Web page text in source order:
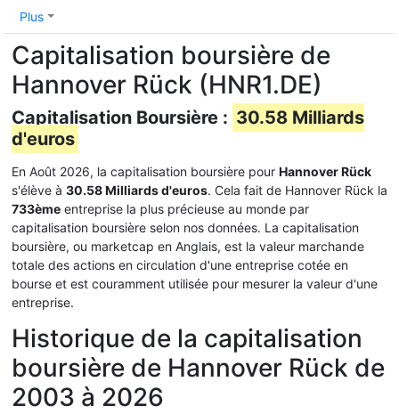
Plus
Capitalisation boursière de
Hannover Rück (HNR1.DE)
Capitalisation Boursière : 30.58 Milliards
d'euros
En Août 2026, la capitalisation boursière pour Hannover Rück
s'élève à 30.58 Milliards d'euros. Cela fait de Hannover Rück la
733ème entreprise la plus précieuse au monde par
capitalisation boursière selon nos données. La capitalisation
boursière, ou marketcap en Anglais, est la valeur marchande
totale des actions en circulation d'une entreprise cotée en
bourse et est couramment utilisée pour mesurer la valeur d'une
entreprise.
Historique de la capitalisation
boursière de Hannover Rück de
2003 à 2026